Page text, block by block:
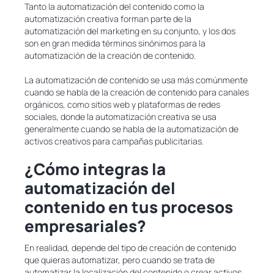
Tanto la automatización del contenido como la
automatización creativa forman parte de la
automatización del marketing en su conjunto, y los dos
son en gran medida términos sinónimos para la
automatización de la creación de contenido.
La automatización de contenido se usa más comúnmente
cuando se habla de la creación de contenido para canales
orgánicos, como sitios web y plataformas de redes
sociales, donde la automatización creativa se usa
generalmente cuando se habla de la automatización de
activos creativos para campañas publicitarias.
¿Cómo integras la
automatización del
contenido en tus procesos
empresariales?
En realidad, depende del tipo de creación de contenido
que quieras automatizar, pero cuando se trata de